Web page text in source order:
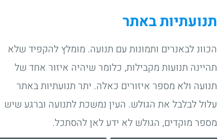
תנועתיות באתר
הכוונ לבאנרים ותמונות עם תנועה. מומלץ להקפיד שלא
תהיינה תנועות מקבילות, כלומר שיהיה איזור אחד של
תנועה ולא מספר איזורים כאלה. יתר תנועתיות באתר
עלול לבלבל את הגולש. העין נמשכת לתנועה וברגע שיש
מספר מוקדים, הגולש לא ידע לאן להסתכל.